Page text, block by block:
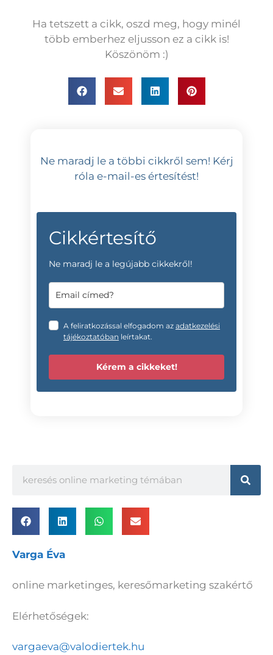
Ha tetszett a cikk, oszd meg, hogy minél
több emberhez eljusson ez a cikk is!
Köszönöm :)
Ne maradj le a többi cikkről sem! Kérj
róla e-mail-es értesítést!
Cikkértesítő
Ne maradj le a legújabb cikkekről!
A feliratkozással elfogadom az adatkezelési
tájékoztatóban leírtakat.
Kérem a cikkeket!
Varga Éva
online marketinges, keresőmarketing szakértő
Elérhetőségek:
vargaeva@valodiertek.hu